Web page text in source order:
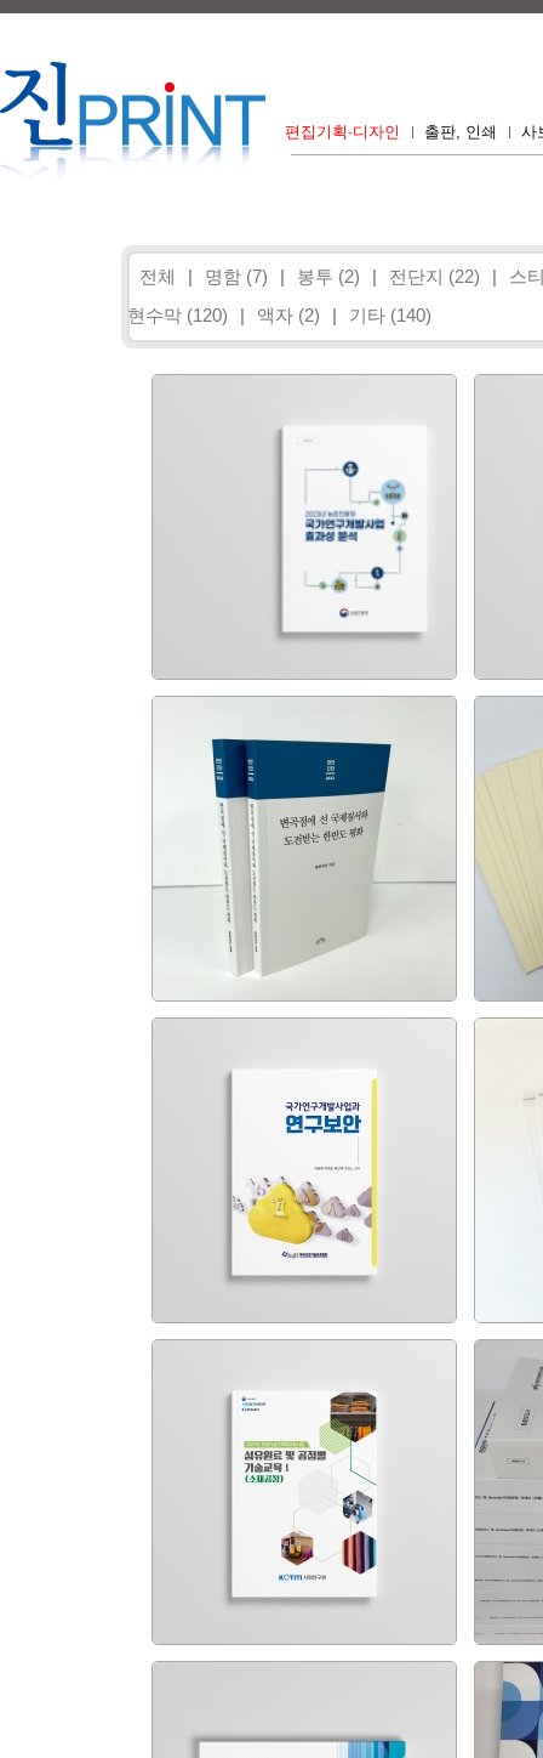
편집기획·디자인 출판, 인쇄 사
전체 | 명함 (7) | 봉투 (2) | 전단지 (22) |
스
현수막 (120)
| 액자 (2) | 기타 (140)